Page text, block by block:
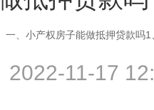
一、小产权房子能做抵押贷款吗
2022-11-17